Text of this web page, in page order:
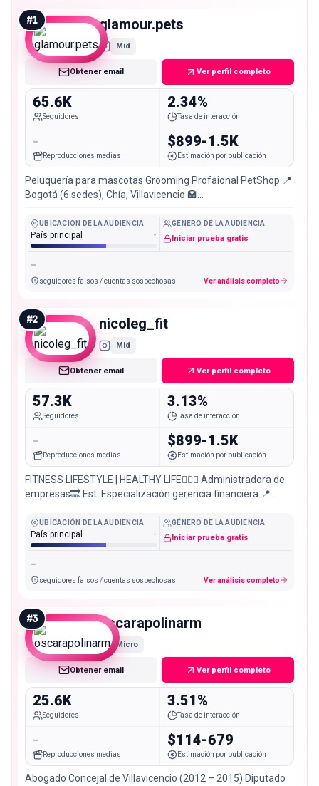
#1 glamour.pets
Mid
Obtener email Ver perfil completo
65.6K
Seguidores
2.34%
Tasa de interacción
-
Reproducciones medias
$899-1.5K
Estimación por publicación
Peluquería para mascotas Grooming Profaional PetShop 📍
Bogotá (6 sedes), Chía, Villavicencio 🏩
UBICACIÓN DE LA AUDIENCIA
País principal -
GÉNERO DE LA AUDIENCIA
Iniciar prueba gratis
-
seguidores falsos / cuentas sospechosas Ver análisis completo
#2 nicoleg_fit
Mid
Obtener email Ver perfil completo
57.3K
Seguidores
3.13%
Tasa de interacción
-
Reproducciones medias
$899-1.5K
Estimación por publicación
FITNESS LIFESTYLE | HEALTHY LIFE🏋🏼‍♀️ Administradora de
empresas🔜 Est. Especialización gerencia financiera 📍
UBICACIÓN DE LA AUDIENCIA
País principal -
GÉNERO DE LA AUDIENCIA
Iniciar prueba gratis
-
seguidores falsos / cuentas sospechosas Ver análisis completo
#3 oscarapolinarm
Micro
Obtener email Ver perfil completo
25.6K
Seguidores
3.51%
Tasa de interacción
-
Reproducciones medias
$114-679
Estimación por publicación
Abogado Concejal de Villavicencio (2012 – 2015) Diputado